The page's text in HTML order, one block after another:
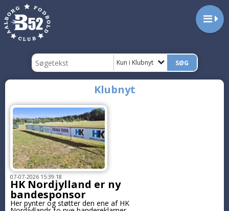
Kun i Klubnyt
Klubnyt
07-07-2026 15:39:18
HK Nordjylland er ny
bandesponsor
Her pynter og støtter den ene af HK